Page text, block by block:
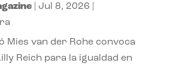
| Jul 8, 2026
Mies van der Rohe convoca
Reich para la igualdad en